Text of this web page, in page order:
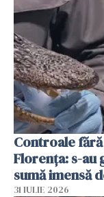
Controale
Florența: s-au
sumă imensă
31 IULIE 2026